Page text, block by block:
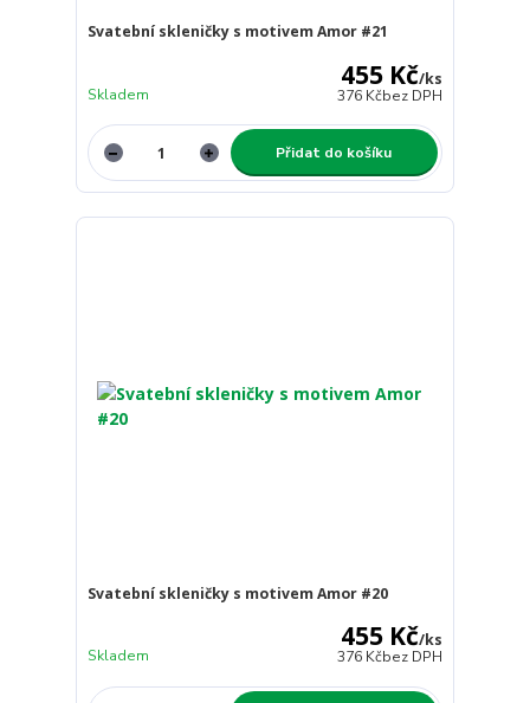
Svatební skleničky s motivem Amor #21
455 Kč/ks
376 Kčbez DPH
Skladem
Přidat do košíku
Svatební skleničky s motivem Amor #20
455 Kč/ks
376 Kčbez DPH
Skladem